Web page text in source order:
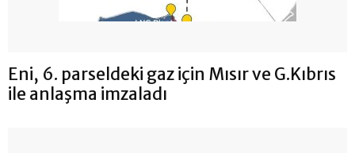
Eni, 6. parseldeki gaz için Mısır ve G.Kıbrıs
ile anlaşma imzaladı